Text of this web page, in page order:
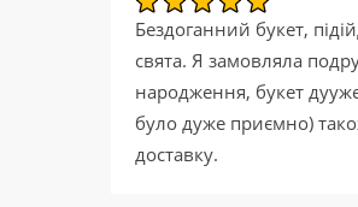
Бездоганний букет,
свята. Я замовляла
народження, букет
було дуже приємно)
доставку.